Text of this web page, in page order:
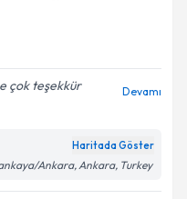
çok teşekkür
Devamı
Haritada Göster
Ankara, Ankara, Turkey